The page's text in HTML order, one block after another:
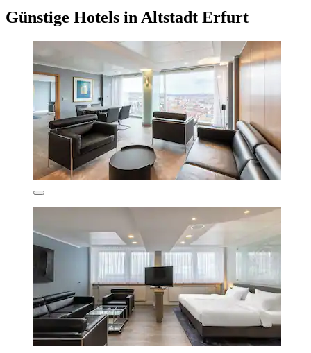
Günstige Hotels in Altstadt Erfurt